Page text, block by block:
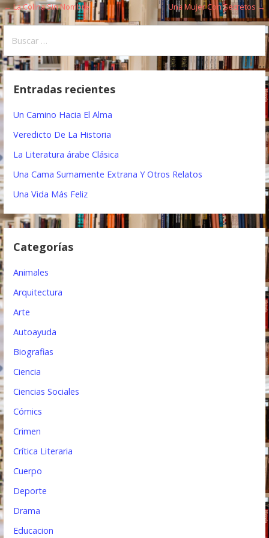
N
a
v
e
a
ó
d
n
← La Colina Sin Nombre Una Mujer Con Secretos →
s
Entradas recientes
Un Camino Hacia El Alma
Veredicto De La Historia
La Literatura árabe Clásica
Una Cama Sumamente Extrana Y Otros Relatos
Una Vida Más Feliz
Categorías
Animales
Arquitectura
Arte
Autoayuda
Biografias
Ciencia
Ciencias Sociales
Cómics
Crimen
Crítica Literaria
Cuerpo
Deporte
Drama
Educacion